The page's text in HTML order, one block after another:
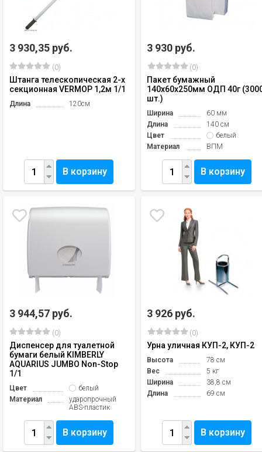
3 930,35 руб.
(0)
Штанга телескопическая 2-х
секционная VERMOP 1,2м 1/1
Длина 120см
В корзину
3 930 руб.
(0)
Пакет бумажный
140х60х250мм ОДП 40г
шт.)
Ширина
60 мм
Длина
140 см
Цвет
белый
Материал
ВПМ
В корзину
3 944,57 руб.
(0)
Диспенсер для туалетной
бумаги белый KIMBERLY
AQUARIUS JUMBO Non-Stop
1/1
Цвет
белый
Материал
ударопрочный
ABS-пластик
В корзину
3 926 руб.
(0)
Урна уличная КУП-2, КУП-2
Высота
78 см
Вес
5 кг
Ширина
38,8 см
Длина
69 см
В корзину